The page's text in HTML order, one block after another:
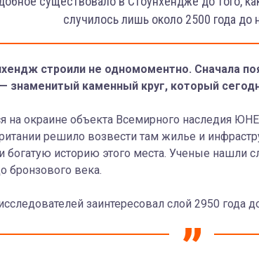
случилось лишь около 2500 года до
строили не одномоментно. Сначала
знаменитый каменный круг, который
на окраине объекта Всемирного наследия
решило возвести там жилье и
богатую историю этого места. Ученые нашли
бронзового века.
заинтересовал слой 2950 года